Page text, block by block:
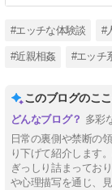
#エッチな体験談 #
#近親相姦 #エッチ
このブログのこ
多彩
日常の裏側や禁断の
り下げて紹介します
ぎっしり詰まってお
や心理描写を通じ、